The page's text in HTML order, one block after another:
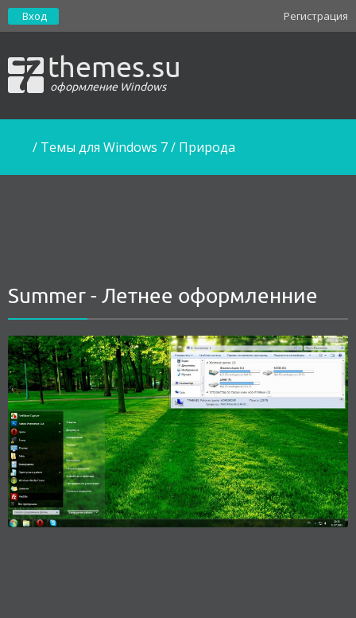
Регистрация
Вход
themes.su
оформление Windows
/ Темы для Windows 7/ Природа
Summer - Летнее оформленние